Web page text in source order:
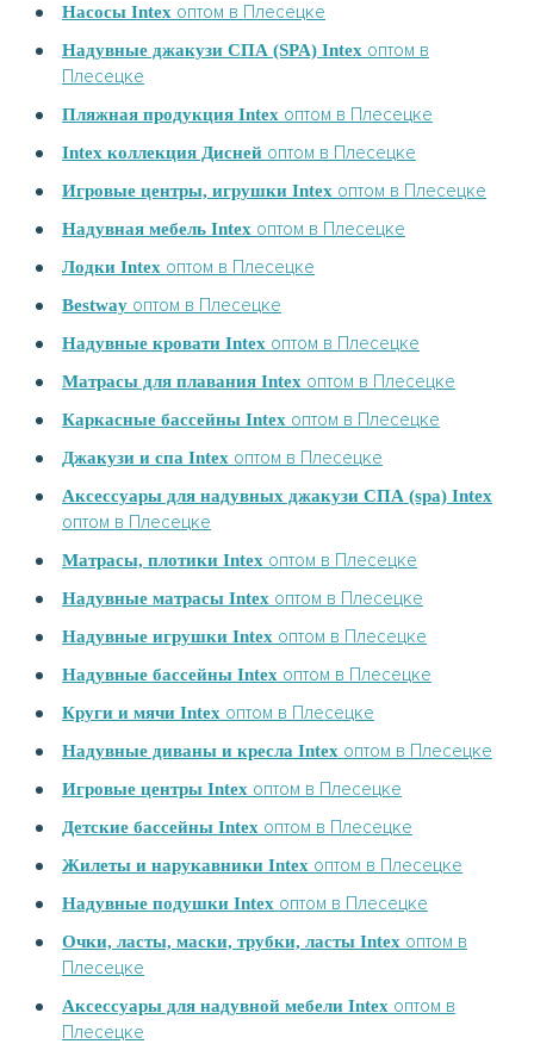
Насосы Intex оптом в Плесецке
Надувные джакузи СПА (SPA) Intex оптом в
Плесецке
Пляжная продукция Intex оптом в Плесецке
Intex коллекция Дисней оптом в Плесецке
Игровые центры, игрушки Intex оптом в Плесецке
Надувная мебель Intex оптом в Плесецке
Лодки Intex оптом в Плесецке
Bestway оптом в Плесецке
Надувные кровати Intex оптом в Плесецке
Матрасы для плавания Intex оптом в Плесецке
Каркасные бассейны Intex оптом в Плесецке
Джакузи и спа Intex оптом в Плесецке
Аксессуары для надувных джакузи СПА (spa) Intex
оптом в Плесецке
Матрасы, плотики Intex оптом в Плесецке
Надувные матрасы Intex оптом в Плесецке
Надувные игрушки Intex оптом в Плесецке
Надувные бассейны Intex оптом в Плесецке
Круги и мячи Intex оптом в Плесецке
Надувные диваны и кресла Intex оптом в Плесецке
Игровые центры Intex оптом в Плесецке
Детские бассейны Intex оптом в Плесецке
Жилеты и нарукавники Intex оптом в Плесецке
Надувные подушки Intex оптом в Плесецке
Очки, ласты, маски, трубки, ласты Intex оптом в
Плесецке
Аксессуары для надувной мебели Intex оптом в
Плесецке